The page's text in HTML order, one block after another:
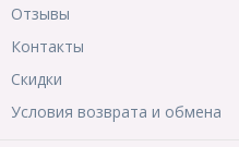
Отзывы
Контакты
Скидки
Условия возврата и обмена